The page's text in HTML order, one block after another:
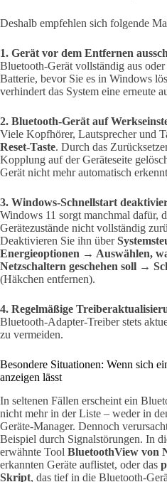
Deshalb empfehlen sich folgende
1. Gerät vor dem Entfernen
Bluetooth-Gerät vollständig aus
Batterie, bevor Sie es in Windows
verhindert das System eine erneute
2. Bluetooth-Gerät auf
Viele Kopfhörer, Lautsprecher und
Reset-Taste. Durch das
Kopplung auf der Geräteseite
Gerät nicht mehr automatisch
3. Windows-Schnellstart
Windows 11 sorgt manchmal dafür,
Gerätezustände nicht vollständig
Deaktivieren Sie ihn über
Energieoptionen → Auswählen,
Netzschaltern geschehen soll →
(Häkchen entfernen).
4. Regelmäßige
Bluetooth-Adapter-Treiber stets
zu vermeiden.
Besondere Situationen: Wenn sich
anzeigen lässt
In seltenen Fällen erscheint ein
nicht mehr in der Liste – weder in
Geräte-Manager. Dennoch
Beispiel durch Signalstörungen. In
erwähnte Tool BluetoothView von
erkannten Geräte auflistet, oder das
Skript, das tief in die Bluetooth-